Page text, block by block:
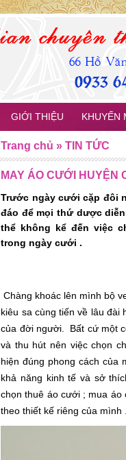
MAY ÁO CƯỚI HUYỆN
Trước ngày cưới cặp đôi
đáo để mọi thứ dược
thể không kể đến việc
trong ngày cưới .
Chàng khoác lên mình bộ
kiêu sa cùng tiến về lâu đài
của đời người. Bất cứ một
và thu hút nên việc chọn
hiện đúng phong cách của
khả năng kinh tế và sở
chọn thuê áo cưới ; mua áo
theo thiết kế riêng của mình .
Trang chủ »TIN TỨC
GIỚI THIỆU KHUYẾN